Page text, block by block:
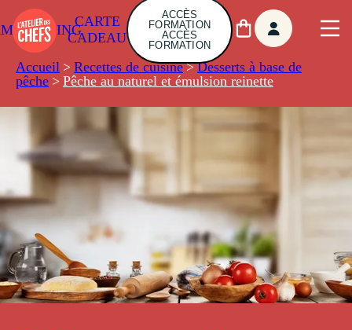
CARTE
CADEAU
ACCÈS
FORMATION
ACCÈS
FORMATION
Accueil > Recettes de cuisine > Desserts à base de
pêche > Pêche au naturel et émulsion reinette